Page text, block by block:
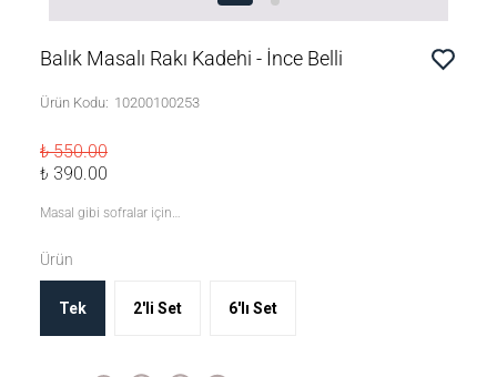
Balık Masalı Rakı Kadehi - İnce Belli
Ürün Kodu: 10200100253
₺ 550.00
₺ 390.00
Masal gibi sofralar için…
Ürün
Tek 2'li Set 6'lı Set